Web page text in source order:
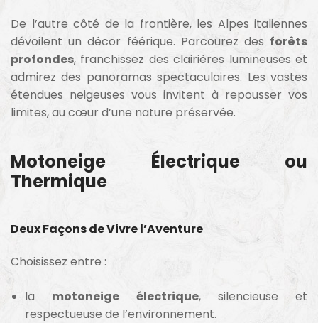
De l’autre côté de la frontière, les Alpes italiennes
dévoilent un décor féérique. Parcourez des forêts
profondes, franchissez des clairières lumineuses et
admirez des panoramas spectaculaires. Les vastes
étendues neigeuses vous invitent à repousser vos
limites, au cœur d’une nature préservée.
Motoneige Électrique ou
Thermique
Deux Façons de Vivre l’Aventure
Choisissez entre :
la motoneige électrique, silencieuse et
respectueuse de l’environnement.